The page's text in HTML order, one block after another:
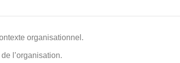
organisationnel.
l’organisation.